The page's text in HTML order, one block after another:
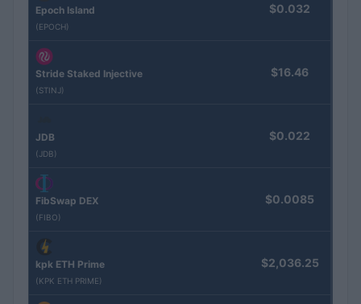
Epoch Island
(EPOCH)
$0.032
Stride Staked Injective
(STINJ)
$16.46
JDB
(JDB)
$0.022
FibSwap DEX
(FIBO)
$0.0085
kpk ETH Prime
(KPK ETH PRIME)
$2,036.25